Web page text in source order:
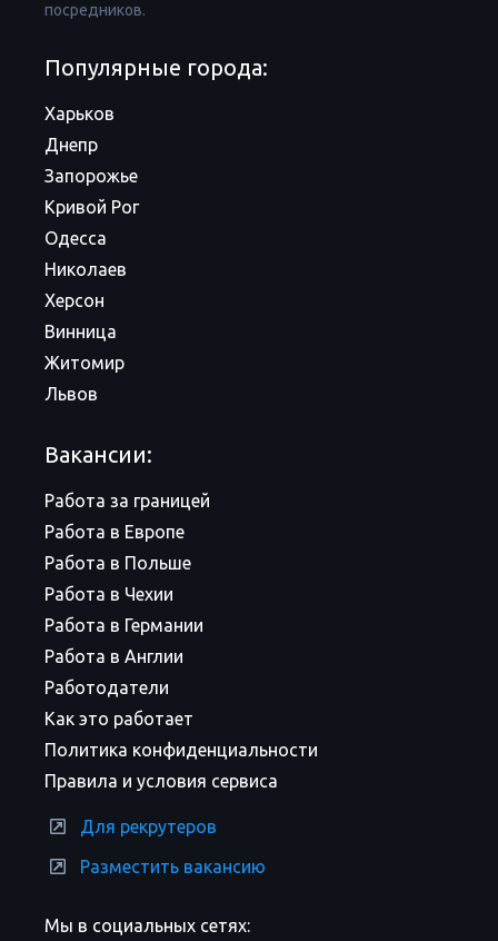
посредников.
Мы в социальных сетях:
Популярные города:
Харьков
Днепр
Запорожье
Кривой Рог
Одесса
Николаев
Херсон
Винница
Житомир
Львов
Вакансии:
Работа за границей
Работа в Европе
Работа в Польше
Работа в Чехии
Работа в Германии
Работа в Англии
Работодатели
Как это работает
Политика конфиденциальности
Правила и условия сервиса
Для рекрутеров
Разместить вакансию